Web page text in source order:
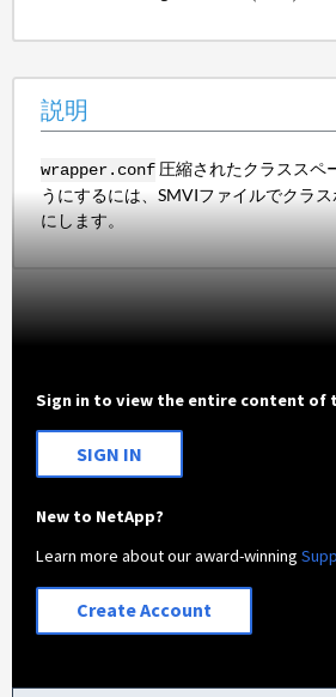
説明
wrapper.conf圧縮されたクラススペ
うにするには、SMVIファイルでクラ
にします。
Sign in to view the entire content of
SIGN IN
New to NetApp?
Learn more about our award-winning
Create Account